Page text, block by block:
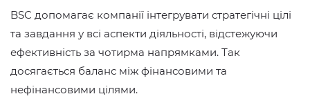
BSC допомагає компанії інтегрувати стратегічні цілі
та завдання у всі аспекти діяльності, відстежуючи
ефективність за чотирма напрямками. Так
досягається баланс між фінансовими та
нефінансовими цілями.